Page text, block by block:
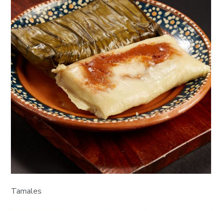
Tamales